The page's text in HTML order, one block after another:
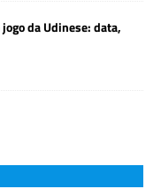
da Udinese: data,